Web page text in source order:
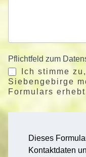
Pflichtfeld zum
Ich stimme
Siebengebirge
Formulars
Dieses
Kontaktdaten